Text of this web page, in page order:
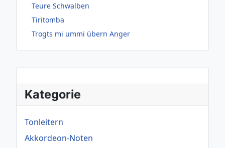
Kategorie
Tonleitern
Akkordeon-Noten
Teure Schwalben
Tiritomba
Trogts mi ummi übern Anger